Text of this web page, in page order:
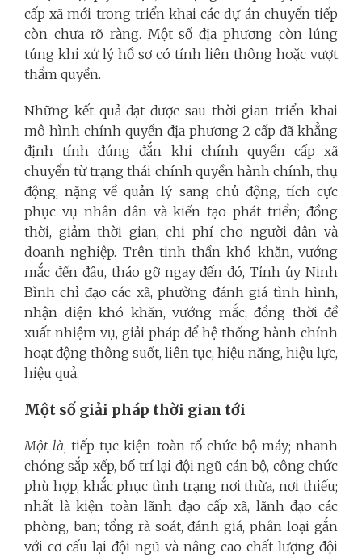
cấp xã mới trong triển khai các dự án chuyển tiếp
còn chưa rõ ràng. Một số địa phương còn lúng
túng khi xử lý hồ sơ có tính liên thông hoặc vượt
thẩm quyền.
Những kết quả đạt được sau thời gian triển khai
mô hình chính quyền địa phương 2 cấp đã khẳng
định tính đúng đắn khi chính quyền cấp xã
chuyển từ trạng thái chính quyền hành chính, thụ
động, nặng về quản lý sang chủ động, tích cực
phục vụ nhân dân và kiến tạo phát triển; đồng
thời, giảm thời gian, chi phí cho người dân và
doanh nghiệp. Trên tinh thần khó khăn, vướng
mắc đến đâu, tháo gỡ ngay đến đó, Tỉnh ủy Ninh
Bình chỉ đạo các xã, phường đánh giá tình hình,
nhận diện khó khăn, vướng mắc; đồng thời đề
xuất nhiệm vụ, giải pháp để hệ thống hành chính
hoạt động thông suốt, liên tục, hiệu năng, hiệu lực,
hiệu quả.
Một số giải pháp thời gian tới
Một là, tiếp tục kiện toàn tổ chức bộ máy; nhanh
chóng sắp xếp, bố trí lại đội ngũ cán bộ, công chức
phù hợp, khắc phục tình trạng nơi thừa, nơi thiếu;
nhất là kiện toàn lãnh đạo cấp xã, lãnh đạo các
phòng, ban; tổng rà soát, đánh giá, phân loại gắn
với cơ cấu lại đội ngũ và nâng cao chất lượng đội